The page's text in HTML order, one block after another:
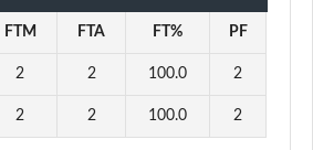
FTM FTA FT% PF
2 2 100.0 2
2 2 100.0 2